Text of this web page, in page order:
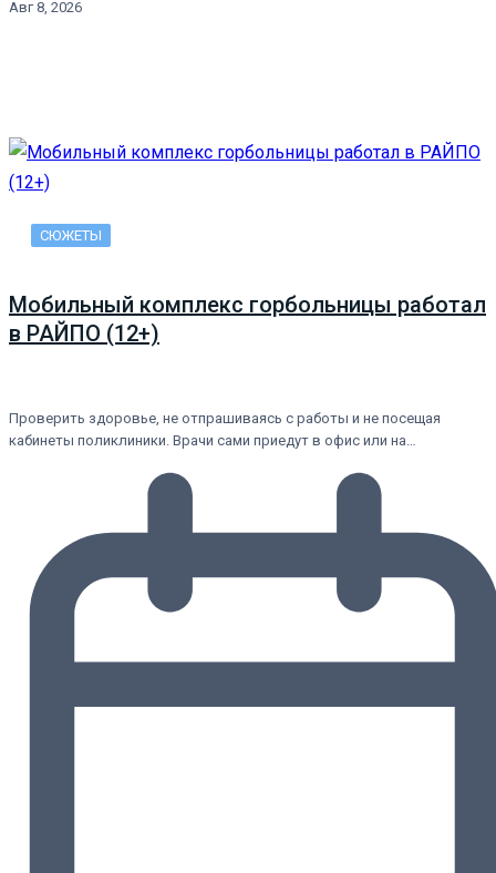
Авг 8, 2026
СЮЖЕТЫ
Мобильный комплекс горбольницы работал
в РАЙПО (12+)
Проверить здоровье, не отпрашиваясь с работы и не посещая
кабинеты поликлиники. Врачи сами приедут в офис или на…